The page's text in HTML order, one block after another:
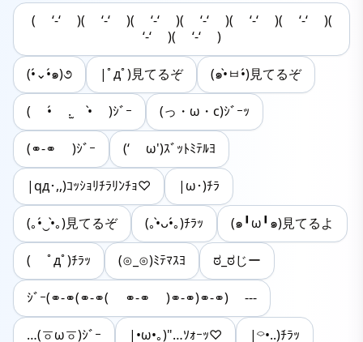
( ‘-‘ )( ‘-‘ )( ‘-‘ )( ‘-‘ )( ‘-‘ )( ‘-‘ )(
‘-‘ )( ‘-‘ )
(•́⌄•́๑)૭ |ﾟдﾟ)見てるぞ (๑•̀ㅂ•́)見てるぞ
( •́ .̫ •̀ )ｼﾞｰ (っ・ω・c)ｼﾞｰｯ
(⚭-⚭ )ｼﾞｰ (‘ ω')ｽﾞｯﾄﾐﾃﾙﾖ
|qд･,,)ｺｯｼｮﾘﾁﾗﾘﾝﾁｮ♡ |ω･)ﾁﾗ
(｡•́‿•̀｡)見てるぞ (｡•̀ᴗ•́｡)ﾁﾗｯ (๑╹ω╹๑)見てるよ
( ﾟдﾟ)ﾁﾗｯ (⊙_⊙)ﾐﾃﾏｽﾖ ಠ_ಠじー
ｼﾞｰ(⚭-⚭(⚭-⚭( ⚭-⚭ )⚭-⚭)⚭-⚭) ---
…(ㆆωㆆ)ｼﾞｰ |•ω•｡)"…ｿｫｰｯ♡ |⌔•..)ﾁﾗｯ